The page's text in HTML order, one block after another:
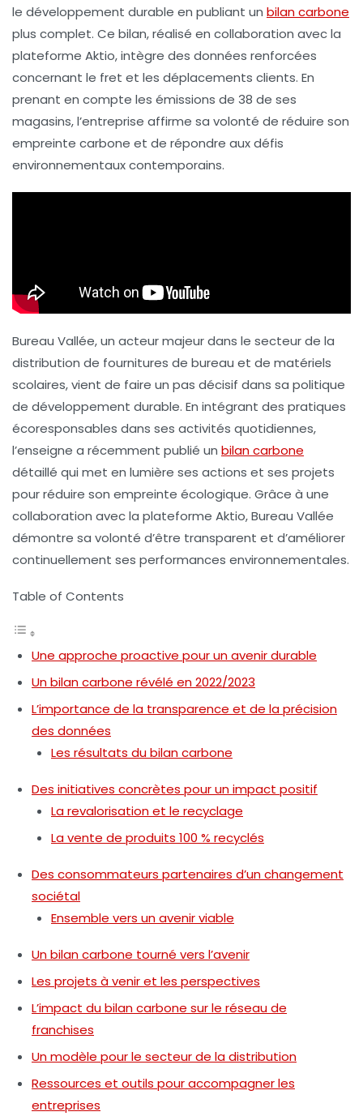
le développement durable en publiant un bilan carbone
plus complet. Ce bilan, réalisé en collaboration avec la
plateforme Aktio, intègre des données renforcées
concernant le fret et les déplacements clients. En
prenant en compte les émissions de 38 de ses
magasins, l’entreprise affirme sa volonté de réduire son
empreinte carbone et de répondre aux défis
environnementaux contemporains.
Bureau Vallée, un acteur majeur dans le secteur de la
distribution de fournitures de bureau et de matériels
scolaires, vient de faire un pas décisif dans sa politique
de développement durable. En intégrant des pratiques
écoresponsables dans ses activités quotidiennes,
l’enseigne a récemment publié un bilan carbone
détaillé qui met en lumière ses actions et ses projets
pour réduire son empreinte écologique. Grâce à une
collaboration avec la plateforme Aktio, Bureau Vallée
démontre sa volonté d’être transparent et d’améliorer
continuellement ses performances environnementales.
Table of Contents
Une approche proactive pour un avenir durable
Un bilan carbone révélé en 2022/2023
L’importance de la transparence et de la précision
des données
Les résultats du bilan carbone
Des initiatives concrètes pour un impact positif
La revalorisation et le recyclage
La vente de produits 100 % recyclés
Des consommateurs partenaires d’un changement
sociétal
Ensemble vers un avenir viable
Un bilan carbone tourné vers l’avenir
Les projets à venir et les perspectives
L’impact du bilan carbone sur le réseau de
franchises
Un modèle pour le secteur de la distribution
Ressources et outils pour accompagner les
entreprises